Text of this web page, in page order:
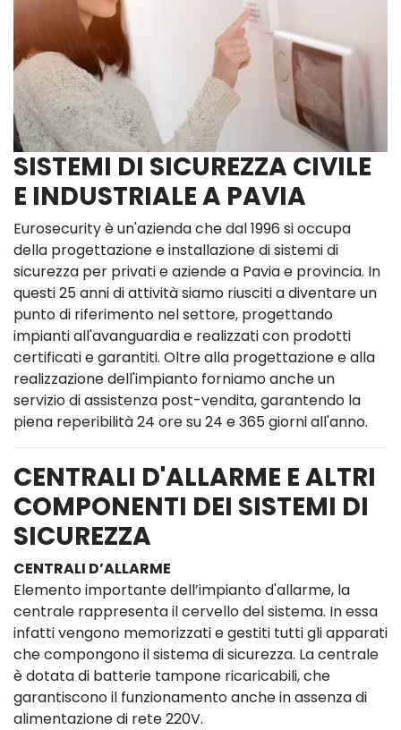
SISTEMI DI SICUREZZA CIVILE
E INDUSTRIALE A PAVIA
Eurosecurity è un'azienda che dal 1996 si occupa
della progettazione e installazione di sistemi di
sicurezza per privati e aziende a Pavia e provincia. In
questi 25 anni di attività siamo riusciti a diventare un
punto di riferimento nel settore, progettando
impianti all'avanguardia e realizzati con prodotti
certificati e garantiti. Oltre alla progettazione e alla
realizzazione dell'impianto forniamo anche un
servizio di assistenza post-vendita, garantendo la
piena reperibilità 24 ore su 24 e 365 giorni all'anno.
CENTRALI D'ALLARME E ALTRI
COMPONENTI DEI SISTEMI DI
SICUREZZA
CENTRALI D’ALLARME
Elemento importante dell’impianto d'allarme, la
centrale rappresenta il cervello del sistema. In essa
infatti vengono memorizzati e gestiti tutti gli apparati
che compongono il sistema di sicurezza. La centrale
è dotata di batterie tampone ricaricabili, che
garantiscono il funzionamento anche in assenza di
alimentazione di rete 220V.